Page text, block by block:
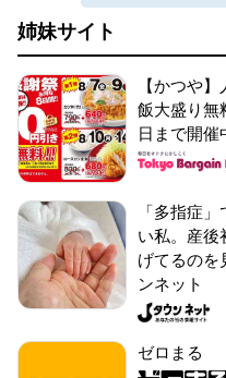
姉妹サイト
【かつや
飯大盛り無
日まで開催
「多指症
い私。産後
げてるのを
ンネット
ゼロまる